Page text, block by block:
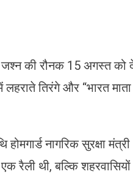
की रौनक 15 अगस्त को
तिरंगे और “भारत
नागरिक सुरक्षा
रैली थी, बल्कि